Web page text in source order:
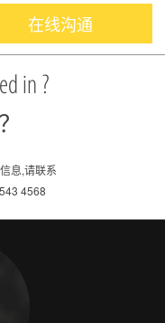
在线沟通
in ?
息,请联系
4568